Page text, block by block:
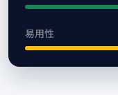
易用性